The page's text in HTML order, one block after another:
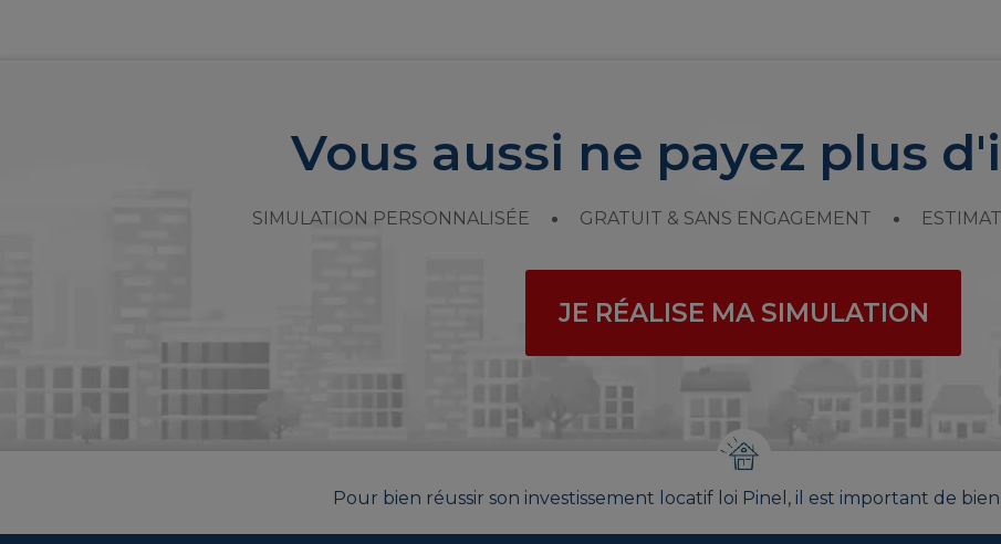
Vous aussi ne payez plus
SIMULATION PERSONNALISÉE GRATUIT & SANS ENGAGEMENT
JE RÉALISE MA SIMULATION
Pour bien réussir son investissement locatif loi Pinel, il est important de bien